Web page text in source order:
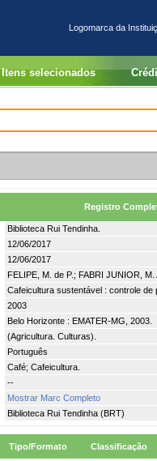
Logomarca da
Itens selecionados
Registro
Biblioteca Rui Tendinha.
12/06/2017
12/06/2017
FELIPE, M. de P.; FABRI JUNIOR, M.
Cafeicultura sustentável : controle de
2003
Belo Horizonte : EMATER-MG, 2003.
(Agricultura. Culturas).
Português
Café; Cafeicultura.
--
Mostrar Marc Completo
Biblioteca Rui Tendinha (BRT)
Tipo/Formato Classificação